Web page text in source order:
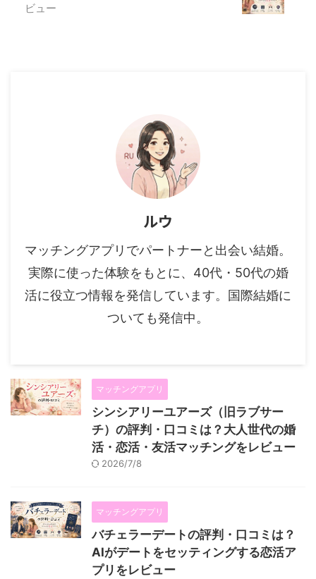
ビュー
ルウ
マッチングアプリでパートナーと出会い結婚。
実際に使った体験をもとに、40代・50代の婚
活に役立つ情報を発信しています。国際結婚に
ついても発信中。
マッチングアプリ
シンシアリーユアーズ（旧ラブサー
チ）の評判・口コミは？大人世代の婚
活・恋活・友活マッチングをレビュー
2026/7/8
マッチングアプリ
バチェラーデートの評判・口コミは？
AIがデートをセッティングする恋活ア
プリをレビュー